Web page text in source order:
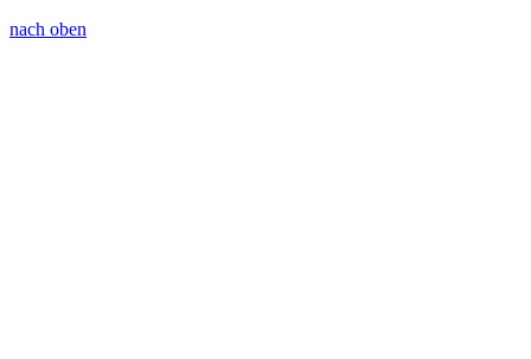
nach oben